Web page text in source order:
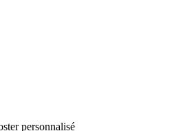
personnalisé